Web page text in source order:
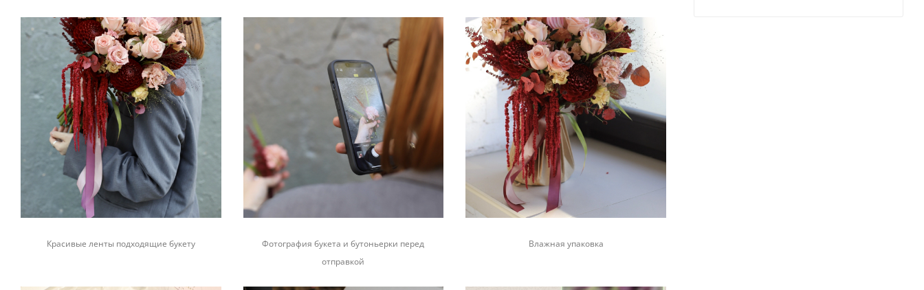
Красивые ленты подходящие букету
Фотография букета и бутоньерки перед
отправкой
Влажная упаковка